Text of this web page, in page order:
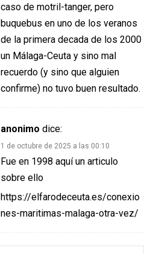
caso de motril-tanger, pero
buquebus en uno de los veranos
de la primera decada de los 2000
un Málaga-Ceuta y sino mal
recuerdo (y sino que alguien
confirme) no tuvo buen resultado.
anonimo dice:
1 de octubre de 2025 a las 00:10
Fue en 1998 aquí un articulo
sobre ello
https://elfarodeceuta.es/conexio
nes-maritimas-malaga-otra-vez/